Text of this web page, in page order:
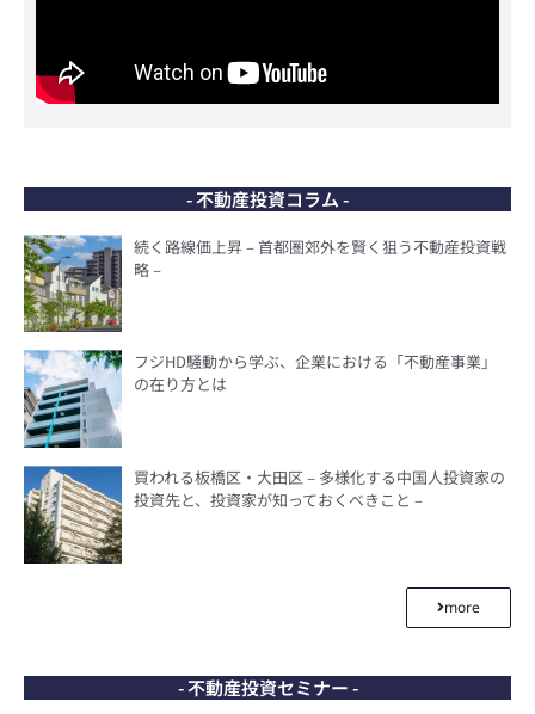
- 不動産投資コラム -
続く路線価上昇 – 首都圏郊外を賢く狙う不動産投資戦
略 –
フジHD騒動から学ぶ、企業における「不動産事業」
の在り方とは
買われる板橋区・大田区 – 多様化する中国人投資家の
投資先と、投資家が知っておくべきこと –
more
- 不動産投資セミナー -